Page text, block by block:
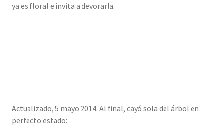
ya es floral e invita a devorarla.
Actualizado, 5 mayo 2014. Al final, cayó sola del árbol en
perfecto estado: